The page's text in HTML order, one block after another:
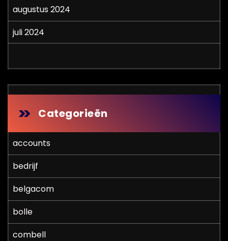
augustus 2024
juli 2024
Categorieën
accounts
bedrijf
belgacom
bolle
combell